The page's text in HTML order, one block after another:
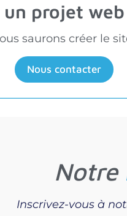
un projet web
saurons créer le
Nous contacter
Notre
Inscrivez-vous à